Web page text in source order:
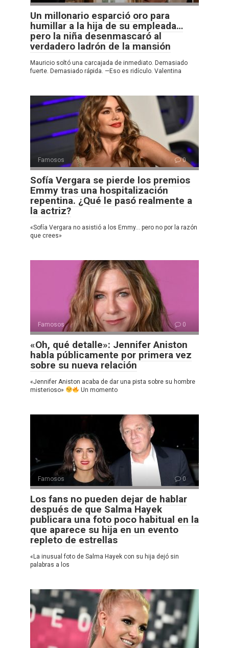
Un millonario esparció oro para
humillar a la hija de su empleada…
pero la niña desenmascaró al
verdadero ladrón de la mansión
Mauricio soltó una carcajada de inmediato. Demasiado
fuerte. Demasiado rápida. —Eso es ridículo. Valentina
Famosos 0
Sofía Vergara se pierde los premios
Emmy tras una hospitalización
repentina. ¿Qué le pasó realmente a
la actriz?
«Sofía Vergara no asistió a los Emmy… pero no por la razón
que crees»
Famosos 0
«Oh, qué detalle»: Jennifer Aniston
habla públicamente por primera vez
sobre su nueva relación
«Jennifer Aniston acaba de dar una pista sobre su hombre
misterioso»
Un momento
Famosos 0
Los fans no pueden dejar de hablar
después de que Salma Hayek
publicara una foto poco habitual en la
que aparece su hija en un evento
repleto de estrellas
«La inusual foto de Salma Hayek con su hija dejó sin
palabras a los